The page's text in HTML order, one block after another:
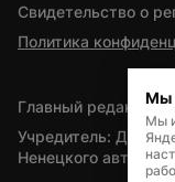
Свидетельство о
Политика
Главный редактор
Учредитель:
Ненецкого
Мы
Мы